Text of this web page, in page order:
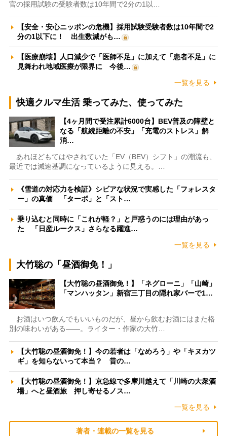
官の採用試験の受験者数は10年間で2分の1以…
【安全・安心ニッポンの危機】採用試験受験者数は10年間で2
分の1以下に！ 出生数減がも…
【医療崩壊】人口減少で「医師不足」に加えて「患者不足」に
見舞われ地域医療が限界に 今後…
一覧を見る
快適クルマ生活 乗ってみた、使ってみた
【4ヶ月間で受注累計6000台】BEV普及の障壁と
なる「航続距離の不安」「充電のストレス」解
消…
あれほどもてはやされていた「EV（BEV）シフト」の潮流も、
最近では減速基調になっているように見える。…
《雪道の対応力を検証》シビアな状況で実感した「フォレスタ
ー」の真価 「ターボ」と「スト…
乗り込むと同時に「これが軽？」と戸惑うのには理由があっ
た 「日産ルークス」さらなる躍進…
一覧を見る
大竹聡の「昼酒御免！」
【大竹聡の昼酒御免！】「ネグローニ」「山崎」
「マンハッタン」新宿三丁目の隠れ家バーで1…
お酒はいつ飲んでもいいものだが、昼から飲むお酒にはまた格
別の味わいがある――。ライター・作家の大竹…
【大竹聡の昼酒御免！】今の若者は「なめろう」や「キヌカツ
ギ」を知らないって本当？ 昔の…
【大竹聡の昼酒御免！】京急線で多摩川越えて「川崎の大衆酒
場」へと昼酒旅 押し寄せるノス…
一覧を見る
著者・連載の一覧を見る